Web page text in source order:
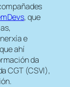
, que
e
ahí
da
CGT (CSVI),